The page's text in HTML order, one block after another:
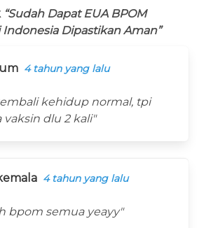
“Sudah Dapat EUA BPOM
Indonesia Dipastikan Aman”
4 tahun yang lalu
kehidup normal, tpi
dlu 2 kali"
4 tahun yang lalu
bpom semua yeayy"